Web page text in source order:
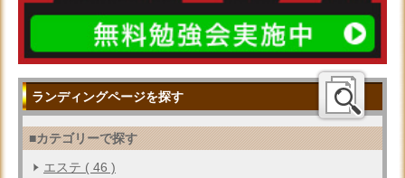
ランディングページを探す
■カテゴリーで探す
エステ ( 46 )